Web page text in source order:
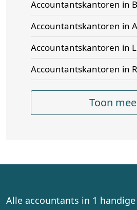
Accountantskantoren in
Accountantskantoren in
Accountantskantoren in
Accountantskantoren in
Toon
Alle accountants in 1